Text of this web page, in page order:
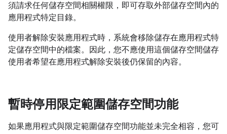
須請求任何儲存空間相關權限，即可存取外部儲存空間內的
應用程式特定目錄。
使用者解除安裝應用程式時，系統會移除儲存在應用程式特
定儲存空間中的檔案。因此，您不應使用這個儲存空間儲存
使用者希望在應用程式解除安裝後仍保留的內容。
暫時停用限定範圍儲存空間功能
如果應用程式與限定範圍儲存空間功能並未完全相容，您可